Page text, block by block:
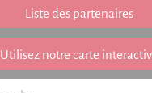
Listing des newsletters
Haut-Rhin
Offres numériques
Liste des partenaires
Utilisez notre carte